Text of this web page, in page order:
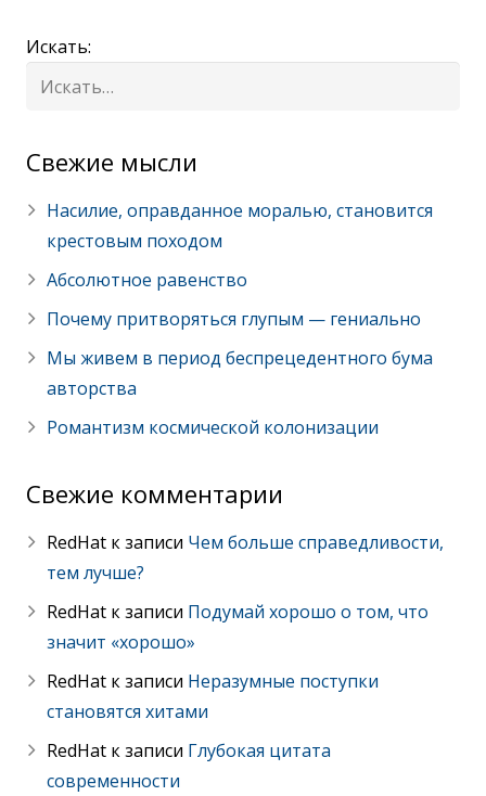
Искать:
Cвежие мысли
Насилие, оправданное моралью, становится
крестовым походом
Абсолютное равенство
Почему притворяться глупым — гениально
Мы живем в период беспрецедентного бума
авторства
Романтизм космической колонизации
Свежие комментарии
RedHat к записи Чем больше справедливости,
тем лучше?
RedHat к записи Подумай хорошо о том, что
значит «хорошо»
RedHat к записи Неразумные поступки
становятся хитами
RedHat к записи Глубокая цитата
современности